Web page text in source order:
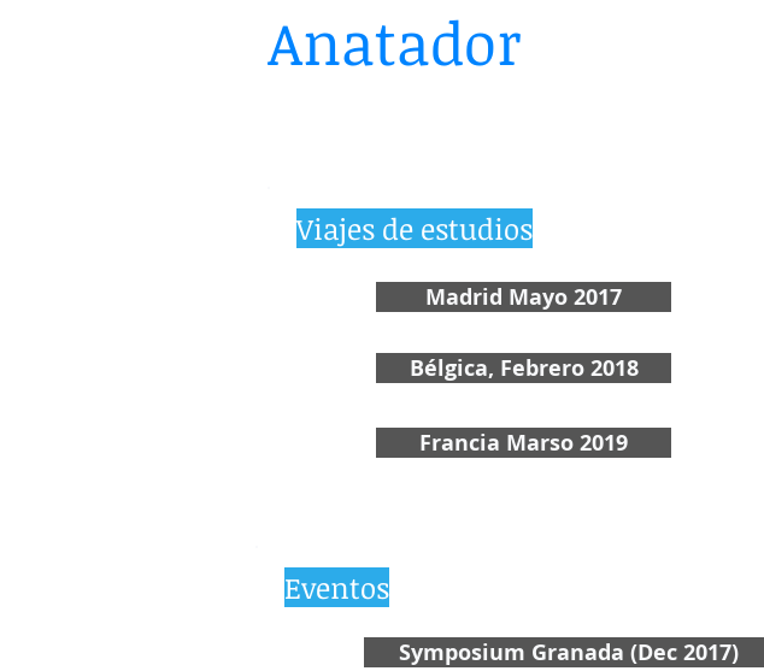
Anatador
Viajes de estudios
Madrid Mayo 2017
Bélgica, Febrero 2018
Francia Marso 2019
Eventos
Symposium Granada (Dec 2017)